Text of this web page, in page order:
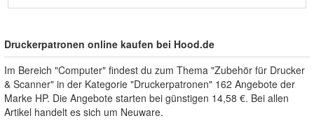
Druckerpatronen online kaufen bei Hood.de
Im Bereich "Computer" findest du zum Thema "Zubehör für Drucker
& Scanner" in der Kategorie "Druckerpatronen" 162 Angebote der
Marke HP. Die Angebote starten bei günstigen 14,58 €. Bei allen
Artikel handelt es sich um Neuware.